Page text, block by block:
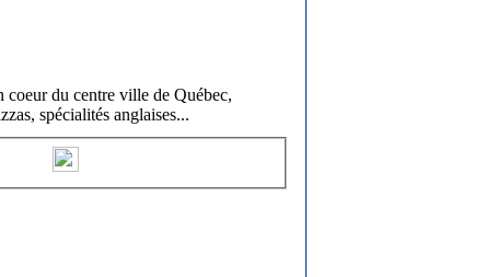
coeur du centre ville de Québec,
spécialités anglaises...